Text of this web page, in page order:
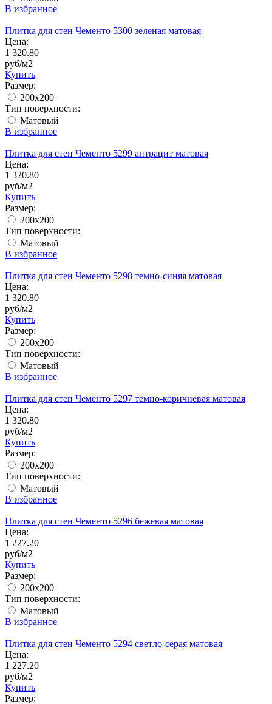
В избранное
Плитка для стен Чементо 5300 зеленая матовая
Цена:
1 320.80
руб/м2
Купить
Размер:
200x200
Тип поверхности:
Матовый
В избранное
Плитка для стен Чементо 5299 антрацит матовая
Цена:
1 320.80
руб/м2
Купить
Размер:
200x200
Тип поверхности:
Матовый
В избранное
Плитка для стен Чементо 5298 темно-синяя матовая
Цена:
1 320.80
руб/м2
Купить
Размер:
200x200
Тип поверхности:
Матовый
В избранное
Плитка для стен Чементо 5297 темно-коричневая матовая
Цена:
1 320.80
руб/м2
Купить
Размер:
200x200
Тип поверхности:
Матовый
В избранное
Плитка для стен Чементо 5296 бежевая матовая
Цена:
1 227.20
руб/м2
Купить
Размер:
200x200
Тип поверхности:
Матовый
В избранное
Плитка для стен Чементо 5294 светло-серая матовая
Цена:
1 227.20
руб/м2
Купить
Размер: